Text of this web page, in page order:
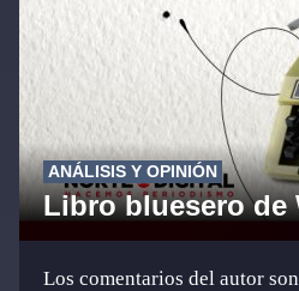
ANÁLISIS Y OPINIÓN
Libro bluesero de
Los comentarios del autor